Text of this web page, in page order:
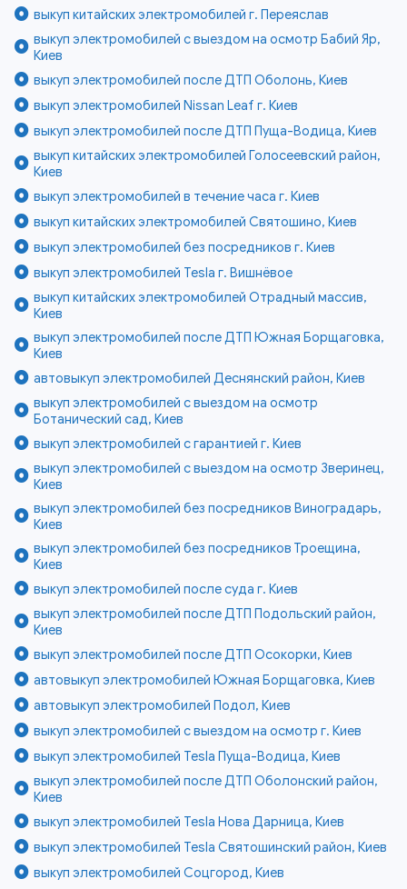
выкуп китайских электромобилей г. Переяслав
выкуп электромобилей с выездом на осмотр Бабий Яр,
Киев
выкуп электромобилей после ДТП Оболонь, Киев
выкуп электромобилей Nissan Leaf г. Киев
выкуп электромобилей после ДТП Пуща-Водица, Киев
выкуп китайских электромобилей Голосеевский район,
Киев
выкуп электромобилей в течение часа г. Киев
выкуп китайских электромобилей Святошино, Киев
выкуп электромобилей без посредников г. Киев
выкуп электромобилей Tesla г. Вишнёвое
выкуп китайских электромобилей Отрадный массив,
Киев
выкуп электромобилей после ДТП Южная Борщаговка,
Киев
автовыкуп электромобилей Деснянский район, Киев
выкуп электромобилей с выездом на осмотр
Ботанический сад, Киев
выкуп электромобилей с гарантией г. Киев
выкуп электромобилей с выездом на осмотр Зверинец,
Киев
выкуп электромобилей без посредников Виноградарь,
Киев
выкуп электромобилей без посредников Троещина,
Киев
выкуп электромобилей после суда г. Киев
выкуп электромобилей после ДТП Подольский район,
Киев
выкуп электромобилей после ДТП Осокорки, Киев
автовыкуп электромобилей Южная Борщаговка, Киев
автовыкуп электромобилей Подол, Киев
выкуп электромобилей с выездом на осмотр г. Киев
выкуп электромобилей Tesla Пуща-Водица, Киев
выкуп электромобилей после ДТП Оболонский район,
Киев
выкуп электромобилей Tesla Нова Дарница, Киев
выкуп электромобилей Tesla Святошинский район, Киев
выкуп электромобилей Соцгород, Киев